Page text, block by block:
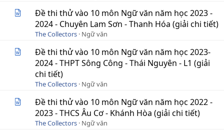
Đề thi thử vào 10 môn Ngữ văn năm học 2023 -
2024 - Chuyên Lam Sơn - Thanh Hóa (giải chi tiết)
The Collectors Ngữ văn
Đề thi thử vào 10 môn Ngữ văn năm học 2023-
2024 - THPT Sông Công - Thái Nguyên - L1 (giải
chi tiết)
The Collectors Ngữ văn
Đề thi thử vào 10 môn Ngữ văn năm học 2022 -
2023 - THCS Âu Cơ - Khánh Hòa (giải chi tiết)
The Collectors Ngữ văn